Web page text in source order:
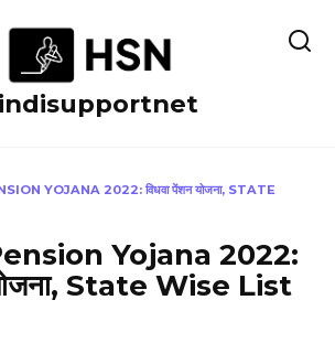
YOJANA 2022: विधवा पेंशन योजना, STATE
Yojana 2022:
State Wise List